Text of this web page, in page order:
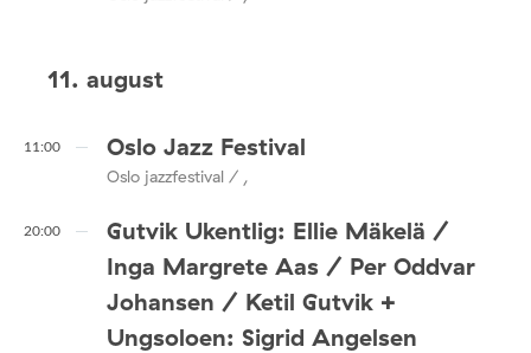
11. august
11:00 Oslo Jazz Festival
Oslo jazzfestival / ,
20:00
Gutvik Ukentlig: Ellie Mäkelä /
Inga Margrete Aas / Per Oddvar
Johansen / Ketil Gutvik +
Ungsoloen: Sigrid Angelsen